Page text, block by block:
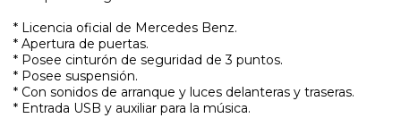
* Licencia oficial de Mercedes Benz.
* Apertura de puertas.
* Posee cinturón de seguridad de 3 puntos.
* Posee suspensión.
* Con sonidos de arranque y luces delanteras y traseras.
* Entrada USB y auxiliar para la música.